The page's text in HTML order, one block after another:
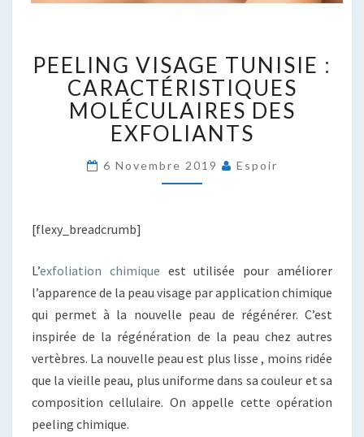
VISAGE
TUNISIE
:
CARACTÉRISTIQUES
MOLÉCULAIRES
EXFOLIANTS
PEELING VISAGE TUNISIE :
CARACTÉRISTIQUES
MOLÉCULAIRES DES
EXFOLIANTS
6 Novembre 2019 Espoir
[flexy_breadcrumb]
L’exfoliation chimique est utilisée pour améliorer
l’apparence de la peau visage par application chimique
qui permet à la nouvelle peau de régénérer. C’est
inspirée de la régénération de la peau chez autres
vertèbres. La nouvelle peau est plus lisse , moins ridée
que la vieille peau, plus uniforme dans sa couleur et sa
composition cellulaire. On appelle cette opération
peeling chimique.